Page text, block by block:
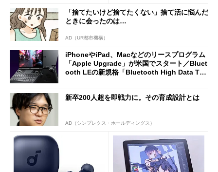
「捨てたいけど捨てたくない」捨て活に悩んだ
ときに会ったのは…
AD（UR都市機構）
iPhoneやiPad、Macなどのリースプログラム
「Apple Upgrade」が米国でスタート／Bluet
ooth LEの新規格「Bluetooth High Data Thr
新卒200人超を即戦力に。その育成設計とは
AD（シンプレクス・ホールディングス）